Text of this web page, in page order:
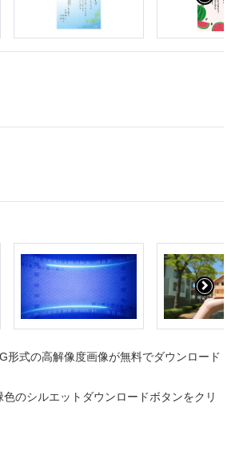
形式の高解像度画像が無料でダウンロード
色のシルエットダウンロードボタンをクリ